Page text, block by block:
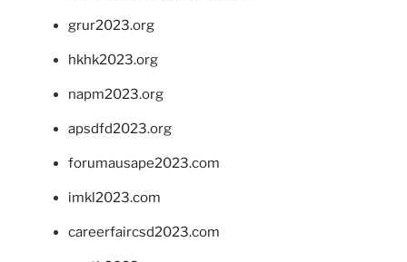
grur2023.org
hkhk2023.org
napm2023.org
apsdfd2023.org
forumausape2023.com
imkl2023.com
careerfaircsd2023.com